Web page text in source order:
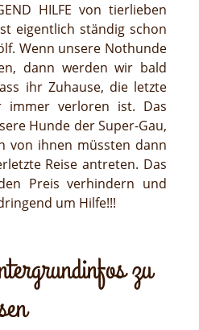
HILFE von tierlieben
eigentlich ständig schon
Wenn unsere Nothunde
dann werden wir bald
ihr Zuhause, die letzte
immer verloren ist. Das
Hunde der Super-Gau,
von ihnen müssten dann
Reise antreten. Das
Preis verhindern und
um Hilfe!!!
zu